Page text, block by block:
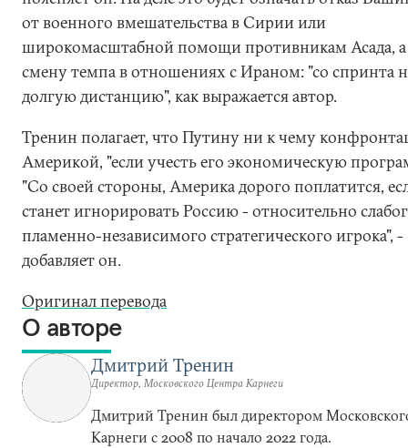
от военного вмешательства в Сирии или
широкомасштабной помощи противникам Асада, а
смену темпа в отношениях с Ираном: "со спринта
долгую дистанцию", как выражается автор.
Тренин полагает, что Путину ни к чему
Америкой, "если учесть его экономическую
"Со своей стороны, Америка дорого поплатится,
станет игнорировать Россию - относительно
пламенно-независимого стратегического игрока", -
добавляет он.
Оригинал перевода
О авторе
Дмитрий Тренин
Директор, Московского Центра Карнеги
Дмитрий Тренин был директором
Карнеги с 2008 по начало 2022 года.